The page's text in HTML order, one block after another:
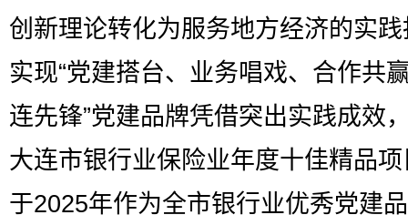
创新理论转化为服务地方经济的实
实现“党建搭台、业务唱戏、合作共
连先锋”党建品牌凭借突出实践成效
大连市银行业保险业年度十佳精品
于2025年作为全市银行业优秀党建